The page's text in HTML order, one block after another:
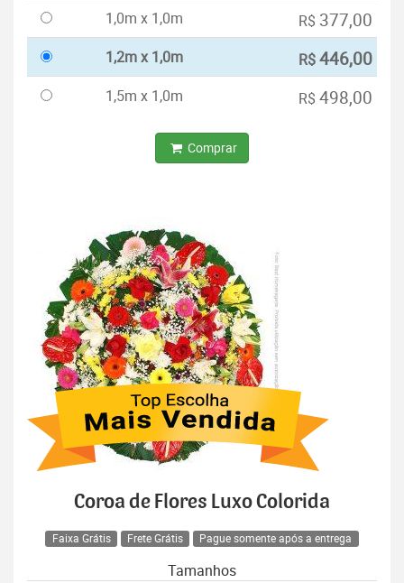
1,0m x 1,0m
R$ 377,00
1,2m x 1,0m R$446,00
1,5m x 1,0m R$ 498,00
Comprar
Coroa de Flores Luxo Colorida
Faixa Grátis Frete Grátis Pague somente após a entrega
Tamanhos